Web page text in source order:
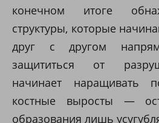
конечном итоге
структуры, которые
друг с другом
защититься от
начинает наращивать
костные выросты —
образования лишь